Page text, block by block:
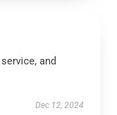
and
Dec 12, 2024